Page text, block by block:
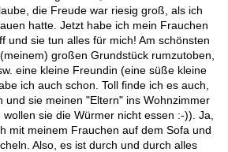
die Freude war riesig groß, als ich
hatte. Jetzt habe ich mein Frauchen
und sie tun alles für mich! Am schönsten
großen Grundstück rumzutoben,
eine kleine Freundin (eine süße kleine
ich auch schon. Toll finde ich es auch,
und sie meinen "Eltern" ins Wohnzimmer
sie die Würmer nicht essen :-)). Ja,
mit meinem Frauchen auf dem Sofa und
Also, es ist durch und durch alles